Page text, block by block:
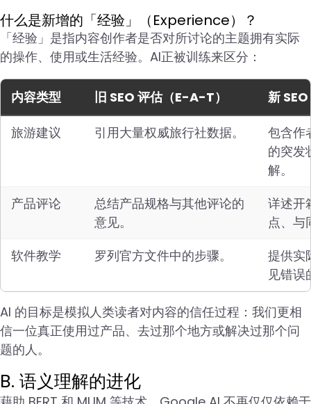
什么是新增的「经验」（Experience）？
「经验」是指内容创作者是否对所讨论的主题拥有实际
的操作、使用或生活经验。AI正被训练来区分：
内容类型 旧 SEO 评估（E-A-T） 新
旅游建议 引用大量权威旅行社数据。
包含作
的突发
解。
产品评论
总结产品规格与其他评论的
意见。
详述开
点、与
软件教学
罗列官方文件中的步骤。
提供实
见错误
AI 的目标是模拟人类读者对内容的信任过程：我们更相
信一位真正使用过产品、去过那个地方或解决过那个问
题的人。
B. 语义理解的进化